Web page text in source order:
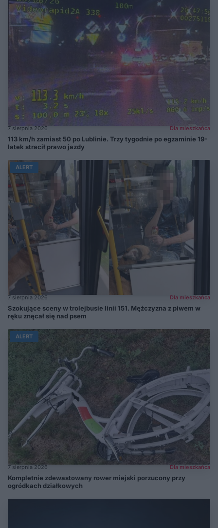
7 sierpnia 2026 Dla mieszkańca
113 km/h zamiast 50 po Lublinie. Trzy tygodnie po egzaminie 19-
latek stracił prawo jazdy
ALERT
7 sierpnia 2026 Dla mieszkańca
Szokujące sceny w trolejbusie linii 151. Mężczyzna z piwem w
ręku znęcał się nad psem
ALERT
7 sierpnia 2026 Dla mieszkańca
Kompletnie zdewastowany rower miejski porzucony przy
ogródkach działkowych